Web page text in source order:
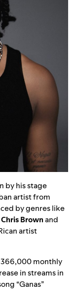
by his stage
artist from
by genres like
Chris Brownand
artist
366,000 monthly
in streams in
“Ganas”